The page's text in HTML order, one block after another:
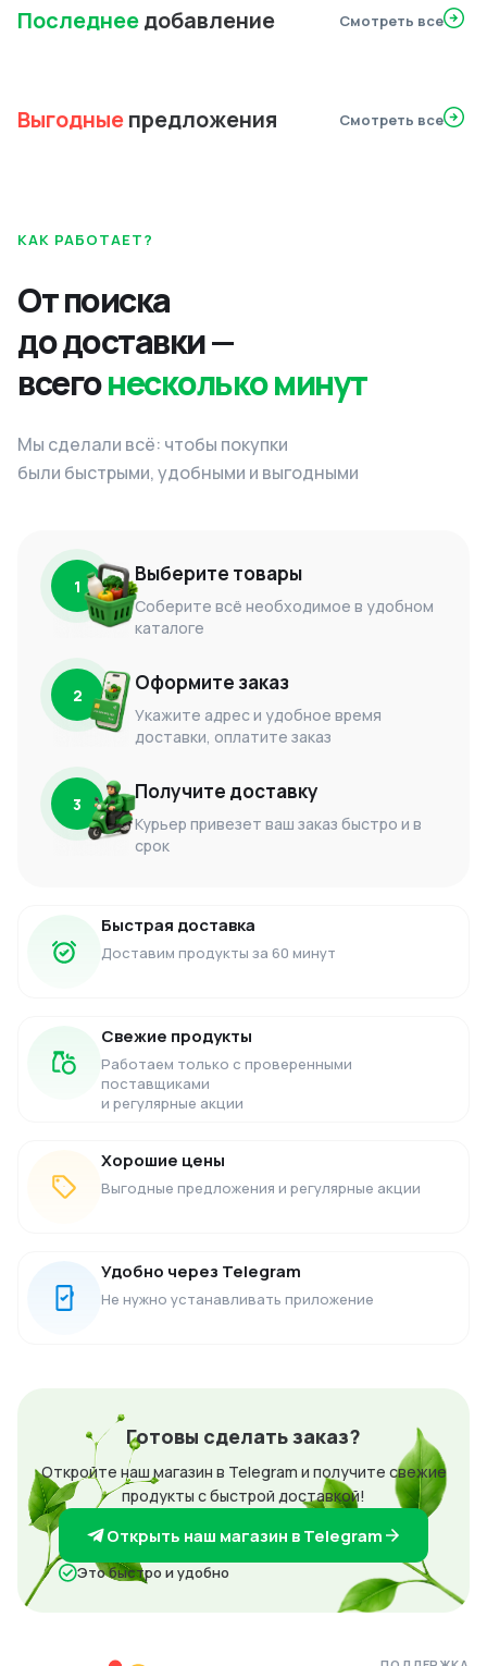
Последнеедобавление Смотреть все
Выгодныепредложения Смотреть все
КАК РАБОТАЕТ?
От поиска
до доставки —
всегонесколько минут
Мы сделали всё: чтобы покупки
были быстрыми, удобными и выгодными
1 Выберите товары
Соберите всё необходимое в удобном
каталоге
2 Оформите заказ
Укажите адрес и удобное время
доставки, оплатите заказ
3 Получите доставку
Курьер привезет ваш заказ быстро и в
срок
Быстрая доставка
Доставим продукты за 60 минут
Свежие продукты
Работаем только с проверенными
поставщиками
и регулярные акции
Хорошие цены
Выгодные предложения и регулярные акции
Удобно через Telegram
Не нужно устанавливать приложение
Готовы сделать заказ?
Откройте наш магазин в Telegram и получите свежие
продукты с быстрой доставкой!
Открыть наш магазин в Telegram
Это быстро и удобно